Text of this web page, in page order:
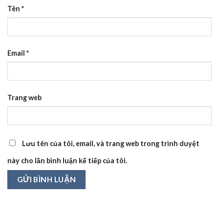
Tên *
Email *
Trang web
Lưu tên của tôi, email, và trang web trong trình duyệt
này cho lần bình luận kế tiếp của tôi.